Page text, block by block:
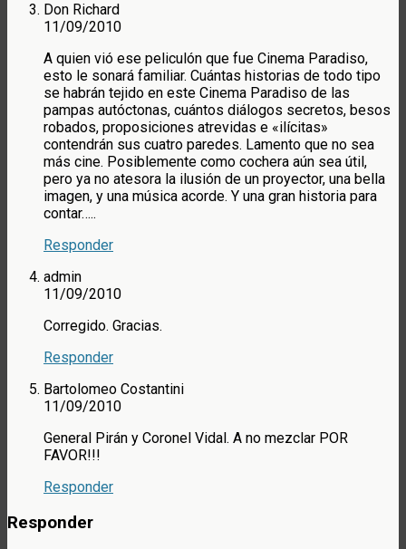
Don Richard
11/09/2010
A quien vió ese peliculón que fue Cinema Paradiso,
esto le sonará familiar. Cuántas historias de todo tipo
se habrán tejido en este Cinema Paradiso de las
pampas autóctonas, cuántos diálogos secretos, besos
robados, proposiciones atrevidas e «ilícitas»
contendrán sus cuatro paredes. Lamento que no sea
más cine. Posiblemente como cochera aún sea útil,
pero ya no atesora la ilusión de un proyector, una bella
imagen, y una música acorde. Y una gran historia para
contar…..
Responder
admin
11/09/2010
Corregido. Gracias.
Responder
Bartolomeo Costantini
11/09/2010
General Pirán y Coronel Vidal. A no mezclar POR
FAVOR!!!
Responder
Responder